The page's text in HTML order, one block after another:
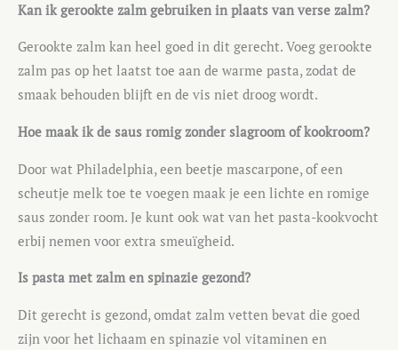
Kan ik gerookte zalm gebruiken in plaats van verse zalm?
Gerookte zalm kan heel goed in dit gerecht. Voeg gerookte
zalm pas op het laatst toe aan de warme pasta, zodat de
smaak behouden blijft en de vis niet droog wordt.
Hoe maak ik de saus romig zonder slagroom of kookroom?
Door wat Philadelphia, een beetje mascarpone, of een
scheutje melk toe te voegen maak je een lichte en romige
saus zonder room. Je kunt ook wat van het pasta-kookvocht
erbij nemen voor extra smeuïgheid.
Is pasta met zalm en spinazie gezond?
Dit gerecht is gezond, omdat zalm vetten bevat die goed
zijn voor het lichaam en spinazie vol vitaminen en